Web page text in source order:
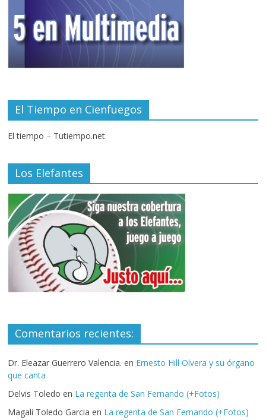
El Tiempo en Cienfuegos
El tiempo – Tutiempo.net
Los Elefantes
Comentarios recientes:
Dr. Eleazar Guerrero Valencia. en Ernesto Hill Olvera y su órgano
que canta
Delvis Toledo en La regenta de San Fernando (+Fotos)
Magali Toledo Garcia en La regenta de San Fernando (+Fotos)